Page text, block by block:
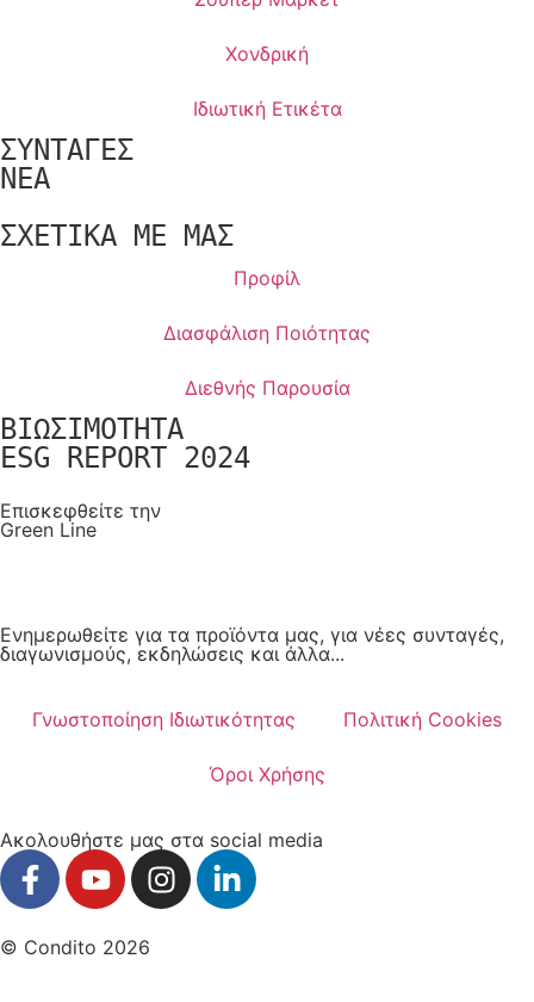
Χονδρική
Ιδιωτική Ετικέτα
ΣΥΝΤΑΓΕΣ
NEA
ΣΧΕΤΙΚΑ ΜΕ ΜΑΣ
Προφίλ
Διασφάλιση Ποιότητας
Διεθνής Παρουσία
ΒΙΩΣΙΜΟΤΗΤΑ
ESG REPORT 2024
Επισκεφθείτε την
Green Line
Ενηµερωθείτε για τα προϊόντα µας, για νέες συνταγές,
διαγωνισµούς, εκδηλώσεις και άλλα...
Γνωστοποίηση Ιδιωτικότητας Πολιτική Cookies
Όροι Χρήσης
Ακολουθήστε μας στα social media
© Condito 2026